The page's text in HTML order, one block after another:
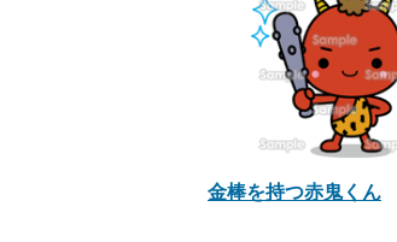
金棒を持つ赤鬼くん